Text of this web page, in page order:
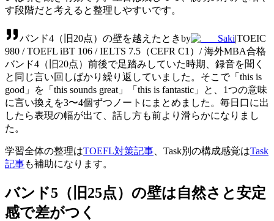
す段階だと考えると整理しやすいです。
バンド4（旧20点）の壁を越えたときby Saki|TOEIC
980 / TOEFL iBT 106 / IELTS 7.5（CEFR C1）/ 海外MBA合格
バンド4（旧20点）前後で足踏みしていた時期、録音を聞く
と同じ言い回しばかり繰り返していました。そこで「this is
good」を「this sounds great」「this is fantastic」と、1つの意味
に言い換えを3〜4個ずつノートにまとめました。毎日口に出
したら表現の幅が出て、話し方も前より滑らかになりまし
た。
学習全体の整理はTOEFL対策記事 、Task別の構成感覚はTask
記事も補助になります。
バンド5（旧25点）の壁は自然さと安定
感で差がつく